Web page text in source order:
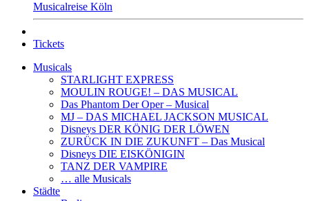
Musicalreise Köln
Tickets
Musicals
STARLIGHT EXPRESS
MOULIN ROUGE! – DAS MUSICAL
Das Phantom Der Oper – Musical
MJ – DAS MICHAEL JACKSON MUSICAL
Disneys DER KÖNIG DER LÖWEN
ZURÜCK IN DIE ZUKUNFT – Das Musical
Disneys DIE EISKÖNIGIN
TANZ DER VAMPIRE
… alle Musicals
Städte